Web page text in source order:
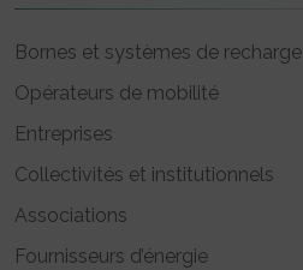
Bornes et systèmes de recharge
Opérateurs de mobilité
Entreprises
Collectivités et institutionnels
Associations
Fournisseurs d’énergie